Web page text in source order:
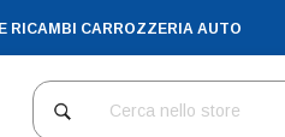
RICAMBI CARROZZERIA AUTO
Cerca